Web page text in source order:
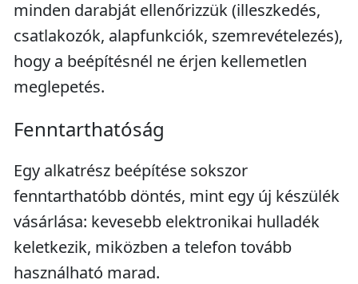
minden darabját ellenőrizzük (illeszkedés,
csatlakozók, alapfunkciók, szemrevételezés),
hogy a beépítésnél ne érjen kellemetlen
meglepetés.
Fenntarthatóság
Egy alkatrész beépítése sokszor
fenntarthatóbb döntés, mint egy új készülék
vásárlása: kevesebb elektronikai hulladék
keletkezik, miközben a telefon tovább
használható marad.